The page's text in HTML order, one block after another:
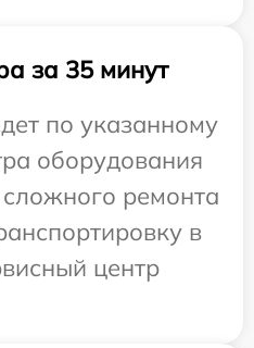
за 35 минут
по указанному
оборудования
ремонта
в
центр